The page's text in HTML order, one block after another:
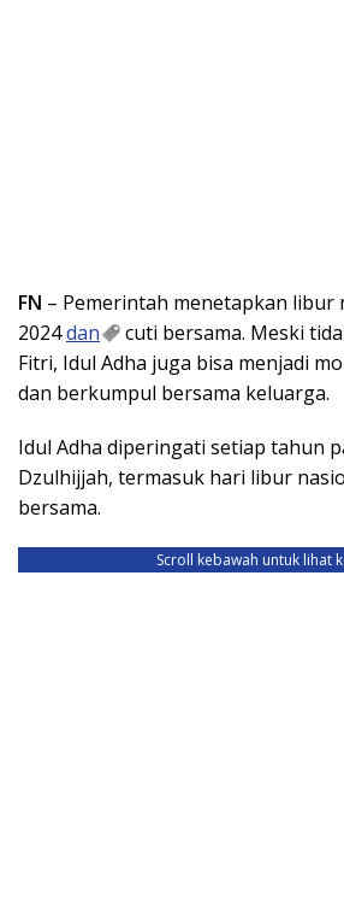
FN – Pemerintah menetapkan libur
2024dan
cuti bersama. Meski
Fitri, Idul Adha juga bisa menjadi
dan berkumpul bersama keluarga.
Idul Adha diperingati setiap tahun
Dzulhijjah, termasuk hari libur
bersama.
Scroll kebawah untuk lihat